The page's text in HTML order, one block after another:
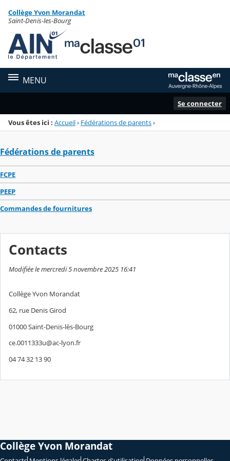
Menu de la rubrique
Contenu
Collège Yvon Morandat
Saint-Denis-les-Bourg
MENU
Se connecter
Vous êtes ici : Accueil› Fédérations de parents›
Fédérations de parents
FCPE
PEEP
Commandes de fournitures
Contacts
Modifiée le mercredi 5 novembre 2025 16:41
Collège Yvon Morandat
62, rue Denis Girod
01000 Saint-Denis-lès-Bourg
ce.0011333u@ac-lyon.fr
04 74 32 13 90
Collège Yvon Morandat